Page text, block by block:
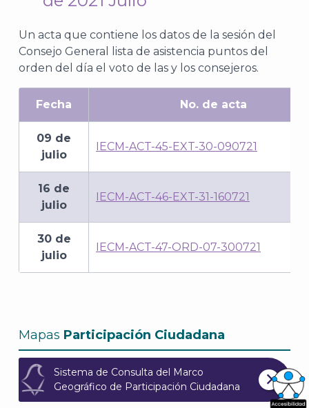
Un acta que contiene los datos de la sesión del
Consejo General lista de asistencia puntos del
orden del día el voto de las y los consejeros.
Fecha No. de acta
09 de
julio
IECM-ACT-45-EXT-30-090721
16 de
julio
IECM-ACT-46-EXT-31-160721
30 de
julio
IECM-ACT-47-ORD-07-300721
Mapas Participación Ciudadana
Sistema de Consulta del Marco
Geográfico de Participación Ciudadana